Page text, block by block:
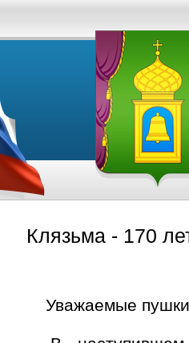
Клязьма - 170
Уважаемые